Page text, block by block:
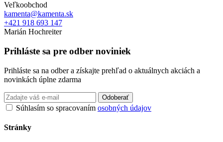
Veľkoobchod
kamenta@kamenta.sk
+421 918 693 147
Marián Hochreiter
Prihláste sa pre odber noviniek
Prihláste sa na odber a získajte prehľad o aktuálnych akciách a
novinkách úplne zdarma
Odoberať
Súhlasím so spracovaním osobných údajov
Stránky